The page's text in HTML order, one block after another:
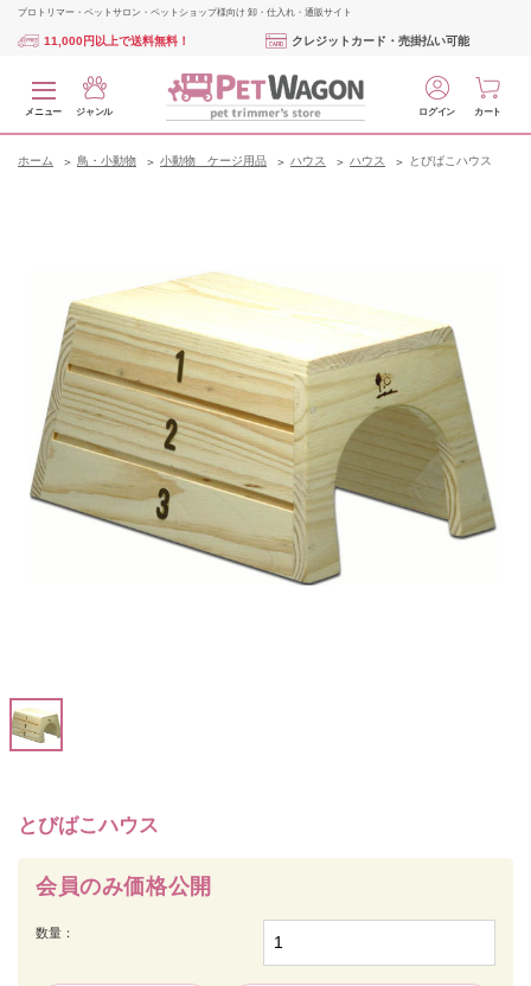
プロトリマー・ペットサロン・ペットショップ様向け 卸・仕入れ・通販サイト
11,000円以上で送料無料！ クレジットカード・売掛払い可能
メニュー ジャンル ログイン カート
ホーム 鳥・小動物 小動物 ケージ用品 ハウス ハウス とびばこハウス
とびばこハウス
会員のみ価格公開
数量：